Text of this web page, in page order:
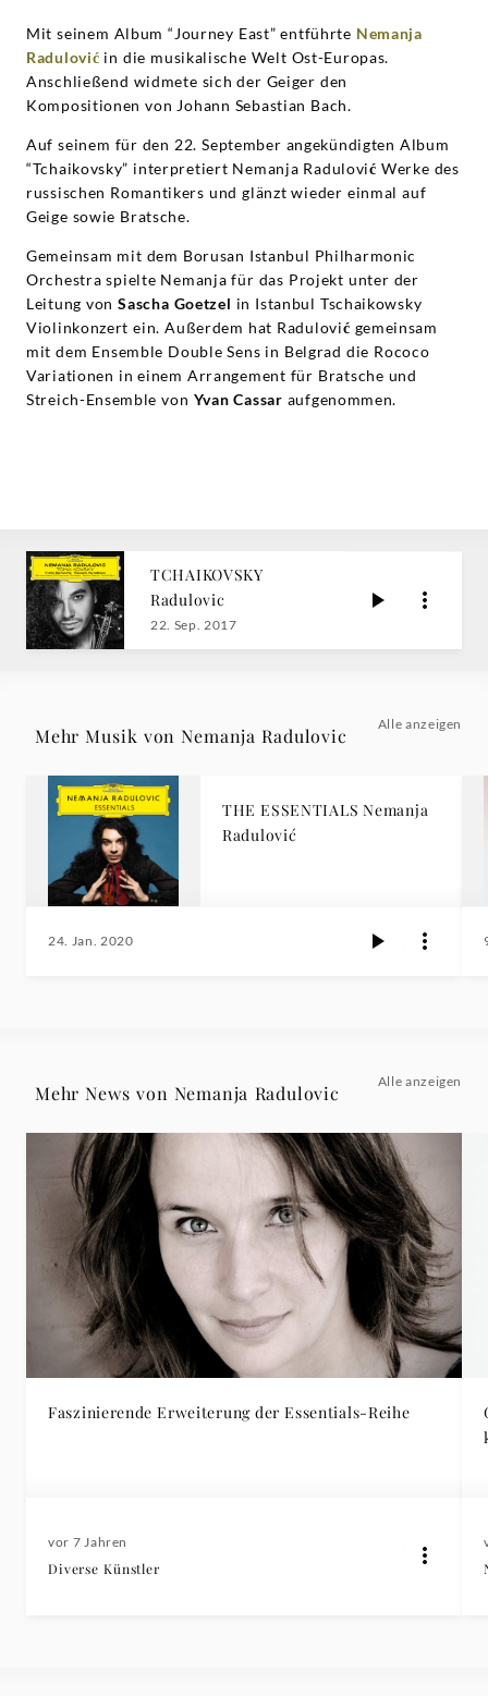
Mit seinem Album “Journey East” entführte Nemanja
Radulović in die musikalische Welt Ost-Europas.
Anschließend widmete sich der Geiger den
Kompositionen von Johann Sebastian Bach.
Auf seinem für den 22. September angekündigten Album
“Tchaikovsky” interpretiert Nemanja Radulović Werke des
russischen Romantikers und glänzt wieder einmal auf
Geige sowie Bratsche.
Gemeinsam mit dem Borusan Istanbul Philharmonic
Orchestra spielte Nemanja für das Projekt unter der
Leitung vonSascha Goetzel in Istanbul Tschaikowsky
Violinkonzert ein. Außerdem hat Radulović gemeinsam
mit dem Ensemble Double Sens in Belgrad die Rococo
Variationen in einem Arrangement für Bratsche und
Streich-Ensemble von Yvan Cassar aufgenommen.
TCHAIKOVSKY
Radulovic
22. Sep. 2017
Mehr Musik von Nemanja Radulovic
Alle anzeigen
THE ESSENTIALS Nemanja
Radulović
24. Jan. 2020
Mehr News von Nemanja Radulovic
Alle anzeigen
Faszinierende Erweiterung der Essentials-Reihe
vor 7 Jahren
Diverse Künstler